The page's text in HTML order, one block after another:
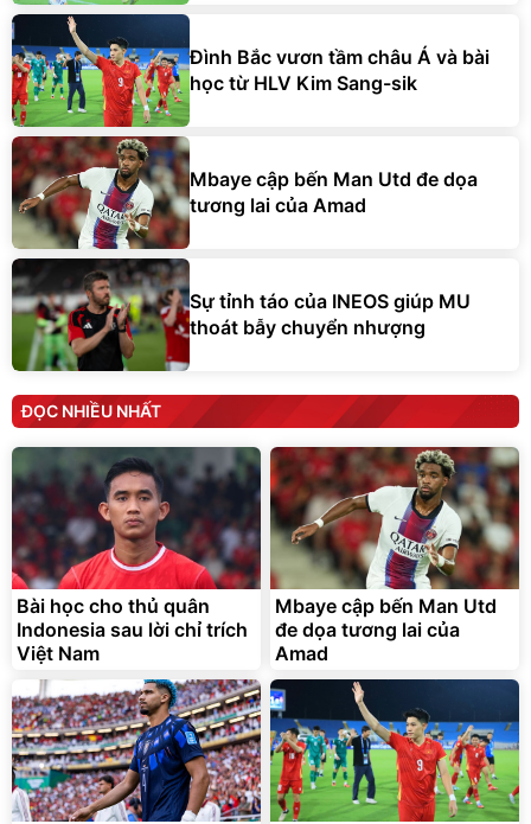
Đình Bắc vươn tầm châu Á và bài
học từ HLV Kim Sang-sik
Mbaye cập bến Man Utd đe dọa
tương lai của Amad
Sự tỉnh táo của INEOS giúp MU
thoát bẫy chuyển nhượng
ĐỌC NHIỀU NHẤT
Bài học cho thủ quân
Indonesia sau lời chỉ trích
Việt Nam
Mbaye cập bến Man Utd
đe dọa tương lai của
Amad